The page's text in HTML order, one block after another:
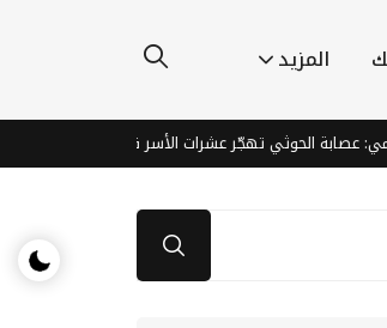
المزيد
تهجّر عشرات الأسر قسريًا من جنوب الحديدة